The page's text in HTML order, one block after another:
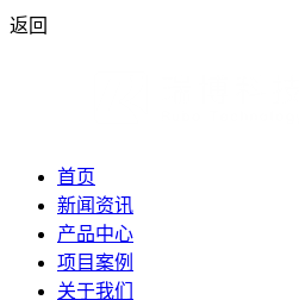
返回
首页
新闻资讯
产品中心
项目案例
关于我们